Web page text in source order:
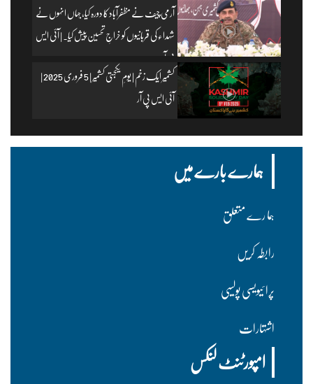
آرمی چیف نے مظفرآباد کا دورہ کیا، جہاں انہوں نے
شہداء کی قربانیوں کو خراجِ تحسین پیش کیا۔ | آئی ایس
پی آر
کشمیر ایک زخم | یومِ یکجہتی کشمیر | 5 فروری 2025 |
آئی ایس پی آر
ہمارے بارے میں
ہما رے متعلق
رابطہ کریں
پرا ئیویسی پولسیی
اشتہارات
امپورٹنٹ لنکس